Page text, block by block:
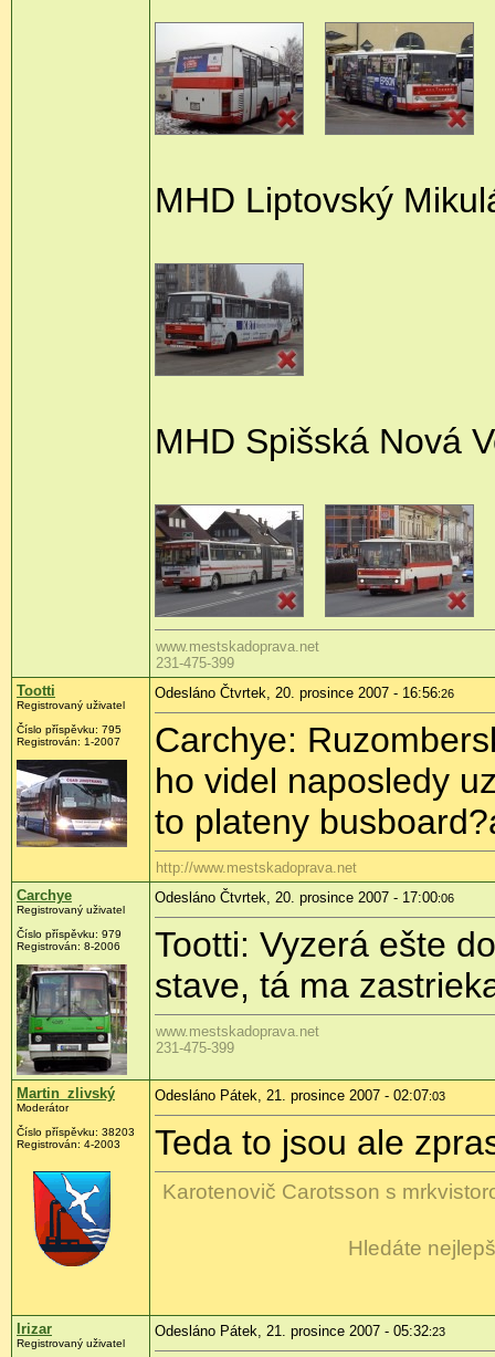
MHD Liptovský
MHD Spišská Nová
www.mestskadoprava.net
231-475-399
Tootti
Registrovaný uživatel
Číslo příspěvku: 795
Registrován: 1-2007
Odesláno Čtvrtek, 20. prosince 2007 - 16:56:26
Carchye:
ho videl naposledy
to plateny
http://www.mestskadoprava.net
Carchye
Registrovaný uživatel
Číslo příspěvku: 979
Registrován: 8-2006
Odesláno Čtvrtek, 20. prosince 2007 - 17:00:06
Tootti: Vyzerá ešte
stave, tá ma
www.mestskadoprava.net
231-475-399
Martin_zlivský
Moderátor
Číslo příspěvku: 38203
Registrován: 4-2003
Odesláno Pátek, 21. prosince 2007 - 02:07:03
Teda to jsou ale
Karotenovič Carotsson s
Hledáte
Irizar
Registrovaný uživatel
Odesláno Pátek, 21. prosince 2007 - 05:32:23